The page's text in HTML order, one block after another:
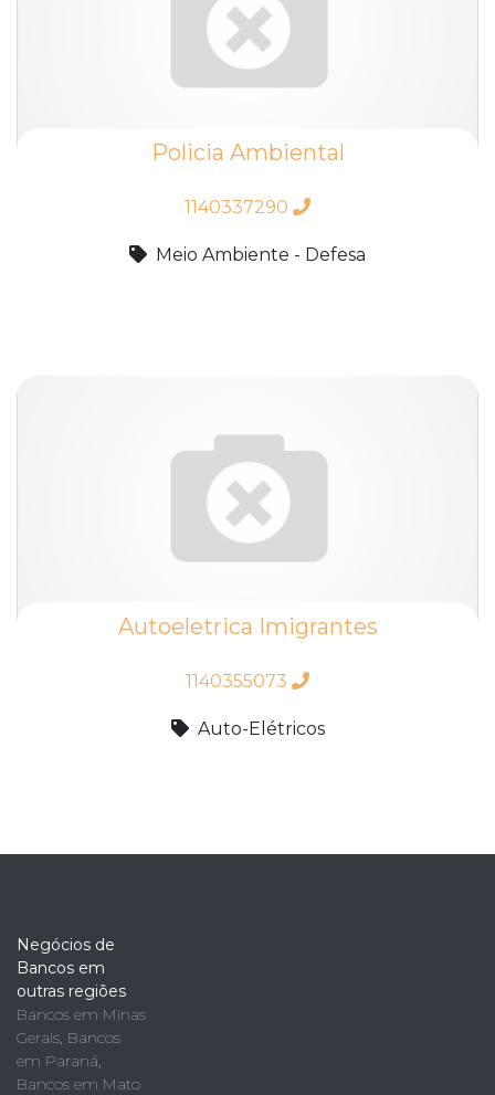
Policia Ambiental
1140337290
Meio Ambiente - Defesa
Autoeletrica Imigrantes
1140355073
Auto-Elétricos
Negócios de
Bancos em
outras regiões
Bancos em Minas
Gerais, Bancos
em Paraná,
Bancos em Mato